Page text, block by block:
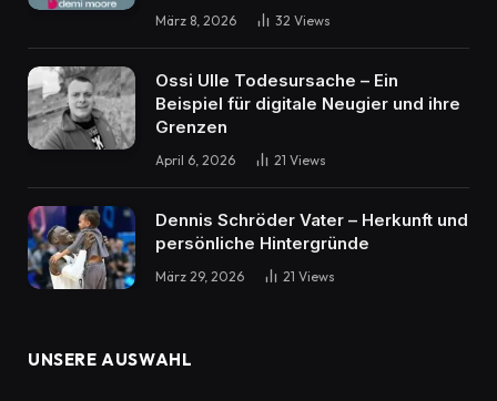
März 8, 2026 32 Views
Ossi Ulle Todesursache – Ein
Beispiel für digitale Neugier und ihre
Grenzen
April 6, 2026 21 Views
Dennis Schröder Vater – Herkunft und
persönliche Hintergründe
März 29, 2026 21 Views
UNSERE AUSWAHL